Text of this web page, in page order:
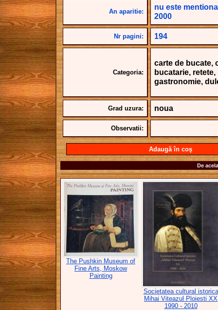
An aparitie:
nu este
2000
Nr pagini: 194
Categoria:
carte de bucate,
bucatarie, retete,
gastronomie,
Grad uzura: noua
Observatii:
Adaugă în coş
De
The Pushkin Museum of
Fine Arts, Moskow
Painting
Societatea cultural istorica
Mihai Viteazul Ploiesti XX
1990 - 2010